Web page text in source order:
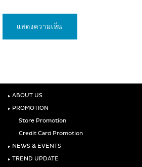
‣ ABOUT US
‣ PROMOTION
Store Promotion
Credit Card Promotion
‣ NEWS & EVENTS
‣ TREND UPDATE